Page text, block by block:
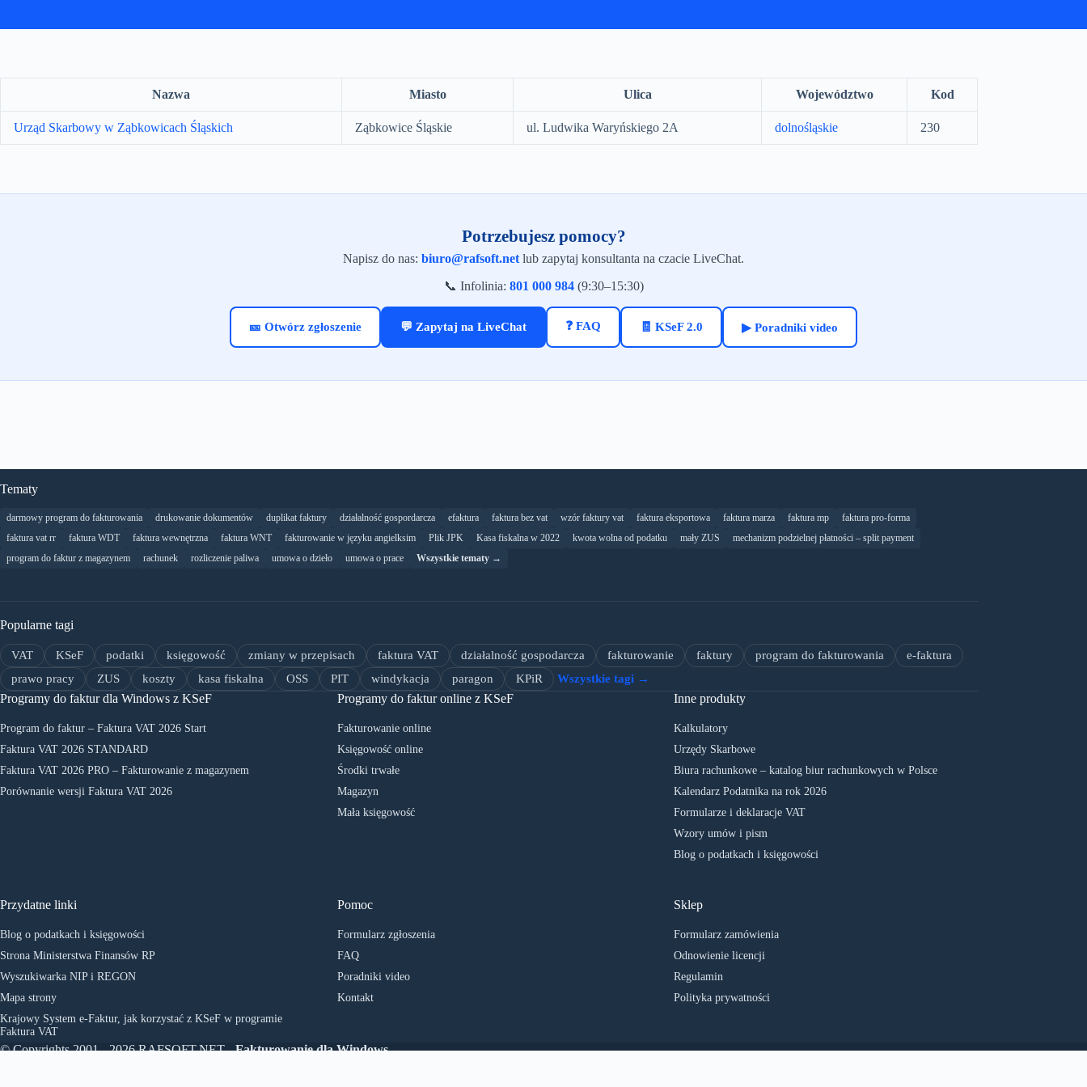
Nazwa Miasto Ulica Województwo Kod
Urząd Skarbowy w Ząbkowicach Śląskich Ząbkowice Śląskie ul. Ludwika Waryńskiego 2A dolnośląskie 230
Potrzebujesz pomocy?
Napisz do nas: biuro@rafsoft.net lub zapytaj konsultanta na czacie LiveChat.
📞 Infolinia: 801 000 984(9:30–15:30)
🎫 Otwórz zgłoszenie 💬 Zapytaj na LiveChat ❓ FAQ 🧾 KSeF 2.0 ▶ Poradniki video
Tematy
darmowy program do fakturowania drukowanie dokumentów duplikat faktury działalność gospordarcza efaktura faktura bez vat wzór faktury vat faktura eksportowa faktura marza faktura mp
faktura pro-forma
faktura vat rr
faktura WDT faktura wewnętrzna faktura WNT fakturowanie w języku angielksim Plik JPK Kasa fiskalna w 2022 kwota wolna od podatku mały ZUS
mechanizm podzielnej płatności – split payment
program do faktur z magazynem
rachunek rozliczenie paliwa umowa o dzieło umowa o prace Wszystkie tematy →
Popularne tagi
VAT KSeF podatki księgowość zmiany w przepisach faktura VAT działalność gospodarcza fakturowanie faktury program do fakturowania
e-faktura
prawo pracy
ZUS koszty kasa fiskalna OSS PIT windykacja paragon KPiR Wszystkie tagi →
Programy do faktur dla Windows z KSeF
Program do faktur – Faktura VAT 2026 Start
Faktura VAT 2026 STANDARD
Faktura VAT 2026 PRO – Fakturowanie z magazynem
Porównanie wersji Faktura VAT 2026
Programy do faktur online z KSeF
Fakturowanie online
Księgowość online
Środki trwałe
Magazyn
Mała księgowość
Inne produkty
Kalkulatory
Urzędy Skarbowe
Biura rachunkowe – katalog biur rachunkowych w Polsce
Kalendarz Podatnika na rok 2026
Formularze i deklaracje VAT
Wzory umów i pism
Blog o podatkach i księgowości
Sklep
Formularz zamówienia
Odnowienie licencji
Regulamin
Polityka prywatności
Przydatne linki
Blog o podatkach i księgowości
Strona Ministerstwa Finansów RP
Wyszukiwarka NIP i REGON
Mapa strony
Krajowy System e-Faktur, jak korzystać z KSeF w programie
Faktura VAT
Pomoc
Formularz zgłoszenia
FAQ
Poradniki video
Kontakt
© Copyrights 2001 - 2026 RAFSOFT.NET -Fakturowanie dla Windows